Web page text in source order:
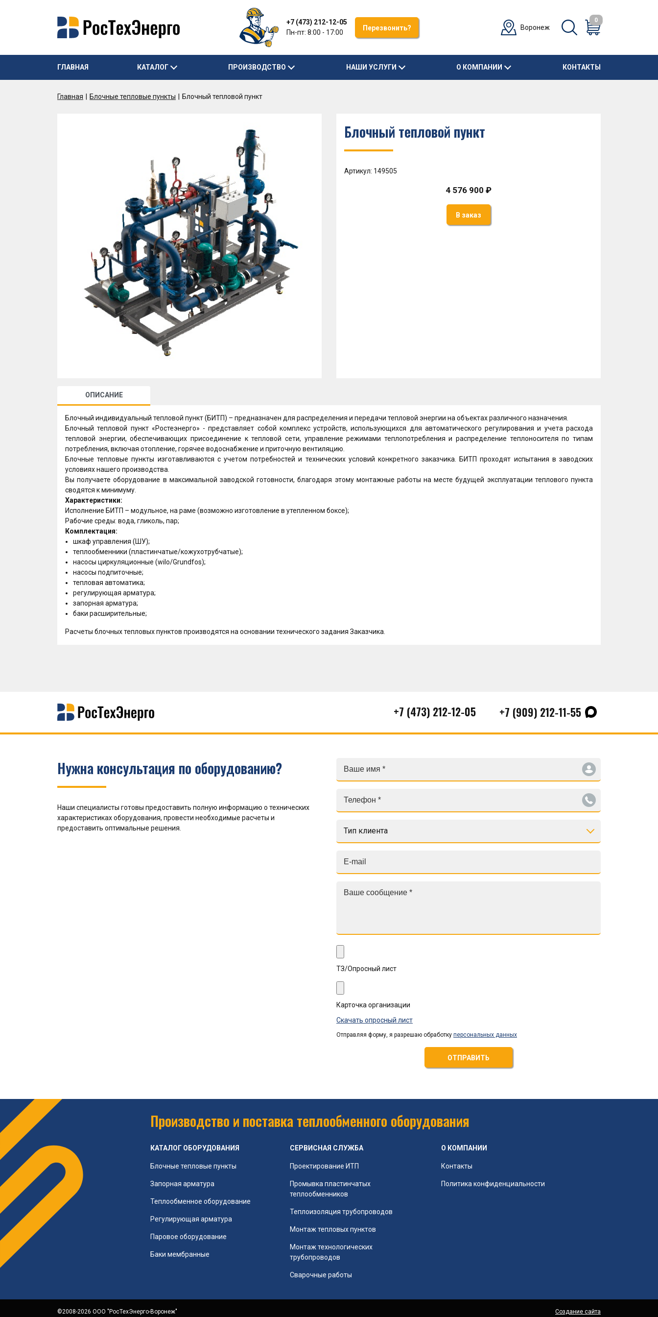
+7 (473) 212-12-05
Пн-пт: 8:00 - 17:00
Перезвонить? Воронеж
0
ГЛАВНАЯ КАТАЛОГ ПРОИЗВОДСТВО НАШИ УСЛУГИ О КОМПАНИИ КОНТАКТЫ
Главная Блочные тепловые пункты Блочный тепловой пункт
Блочный тепловой пункт
Артикул: 149505
4 576 900 ₽
В заказ
ОПИСАНИЕ
Блочный индивидуальный тепловой пункт (БИТП) – предназначен для распределения и передачи тепловой энергии на объектах различного назначения.
Блочный тепловой пункт «Ростеэнерго» - представляет собой комплекс устройств, использующихся для автоматического регулирования и учета расхода
тепловой энергии, обеспечивающих присоединение к тепловой сети, управление режимами теплопотребления и распределение теплоносителя по типам
потребления, включая отопление, горячее водоснабжение и приточную вентиляцию.
Блочные тепловые пункты изготавливаются с учетом потребностей и технических условий конкретного заказчика. БИТП проходят испытания в заводских
условиях нашего производства.
Вы получаете оборудование в максимальной заводской готовности, благодаря этому монтажные работы на месте будущей эксплуатации теплового пункта
сводятся к минимуму.
Характеристики:
Исполнение БИТП – модульное, на раме (возможно изготовление в утепленном боксе);
Рабочие среды: вода, гликоль, пар;
Комплектация:
шкаф управления (ШУ);
теплообменники (пластинчатые/кожухотрубчатые);
насосы циркуляционные (wilo/Grundfos);
насосы подпиточные;
тепловая автоматика;
регулирующая арматура;
запорная арматура;
баки расширительные;
Расчеты блочных тепловых пунктов производятся на основании технического задания Заказчика.
+7 (473) 212-12-05 +7 (909) 212-11-55
Нужна консультация по оборудованию?
Наши специалисты готовы предоставить полную информацию о технических
характеристиках оборудования, провести необходимые расчеты и
предоставить оптимальные решения.
Тип клиента
ТЗ/Опросный лист
Карточка организации
Скачать опросный лист
Отправляя форму, я разрешаю обработку персональных данных
ОТПРАВИТЬ
Производство и поставка теплообменного оборудования
КАТАЛОГ ОБОРУДОВАНИЯ
Блочные тепловые пункты
Запорная арматура
Теплообменное оборудование
Регулирующая арматура
Паровое оборудование
Баки мембранные
СЕРВИСНАЯ СЛУЖБА
Проектирование ИТП
Промывка пластинчатых
теплообменников
Теплоизоляция трубопроводов
Монтаж тепловых пунктов
Монтаж технологических
трубопроводов
Сварочные работы
О КОМПАНИИ
Контакты
Политика конфиденциальности
©2008-2026 ООО "РосТехЭнерго-Воронеж" Создание сайта